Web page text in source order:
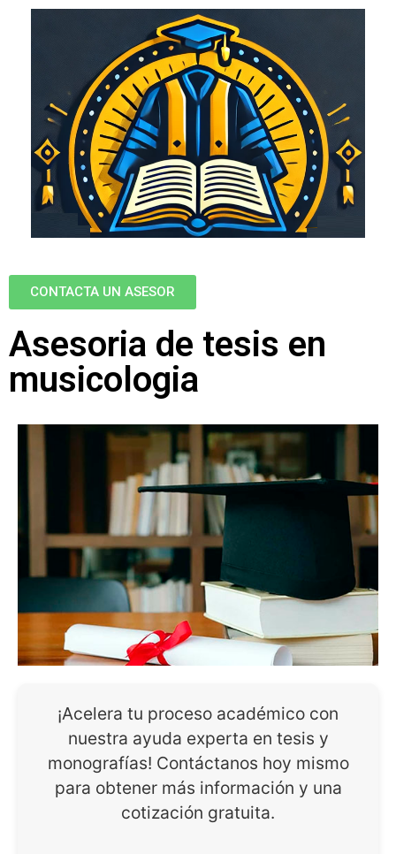
CONTACTA UN ASESOR
Asesoria de tesis en
musicologia
¡Acelera tu proceso académico con
nuestra ayuda experta en tesis y
monografías! Contáctanos hoy mismo
para obtener más información y una
cotización gratuita.